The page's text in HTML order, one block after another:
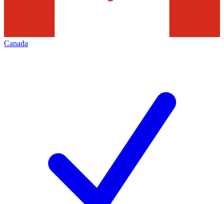
Canada